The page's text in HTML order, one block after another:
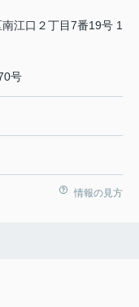
江口２丁目7番19号 1
号
情報の見方